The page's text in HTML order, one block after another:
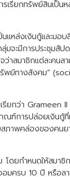
รียกทรัพย์สินเป็
นแหล่งเงินกู้และ
มจะมีการประชุม
าสมาชิกแต่ละคน
รัพย์ทางสังคม”
ยกว่า Grameen
ฑ์การปล่อยเงิน
ภาพคล่องของคน
ดยกำหนดให้สมา
อมครบ 10 ปี หรื